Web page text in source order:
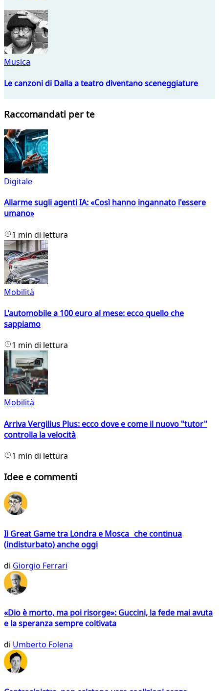
Musica
Le canzoni di Dalla a teatro diventano sceneggiature
Raccomandati per te
Digitale
Allarme sugli agenti IA: «Così hanno ingannato l'essere
umano»
1 min di lettura
Mobilità
L'automobile a 100 euro al mese: ecco quello che
sappiamo
1 min di lettura
Mobilità
Arriva Vergilius Plus: ecco dove e come il nuovo "tutor"
controlla la velocità
1 min di lettura
Idee e commenti
Il Great Game tra Londra e Mosca che continua
(indisturbato) anche oggi
di Giorgio Ferrari
«Dio è morto, ma poi risorge»: Guccini, la fede mai avuta
e la speranza sempre coltivata
di Umberto Folena